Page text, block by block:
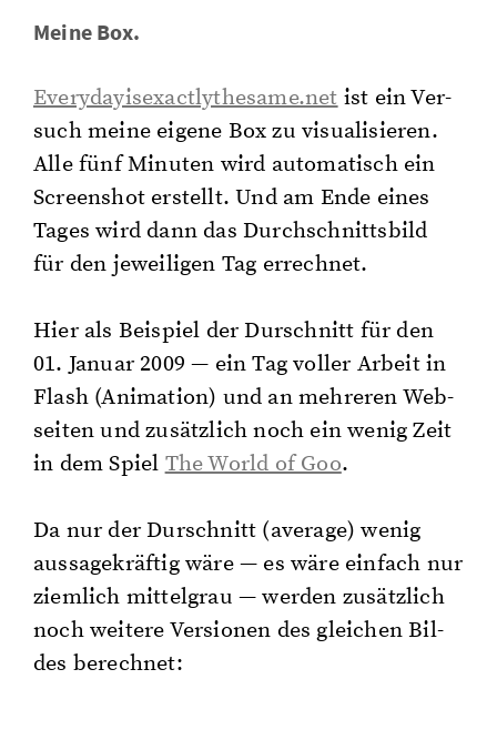
Meine Box.
Everydayisexactlythesame.​net ist ein Ver­
such meine ei­ge­ne Box zu vi­sua­li­sie­ren.
Alle fünf Mi­nu­ten wird au­to­ma­tisch ein
Screen­shot er­stellt. Und am Ende eines
Tages wird dann das Durch­schnitts­bild
für den je­wei­li­gen Tag er­rech­net.
Hier als Bei­spiel der Durschnitt für den
01. Ja­nu­ar 2009 — ein Tag vol­ler Ar­beit in
Flash (Ani­ma­ti­on) und an meh­re­ren Web­
sei­ten und zu­sätz­lich noch ein wenig Zeit
in dem Spiel The World of Goo.
Da nur der Durschnitt (aver­age) wenig
aus­sa­ge­kräf­tig wäre — es wäre ein­fach nur
ziem­lich mit­tel­grau — wer­den zu­sätz­lich
noch wei­te­re Ver­sio­nen des glei­chen Bil­
des be­rech­net: